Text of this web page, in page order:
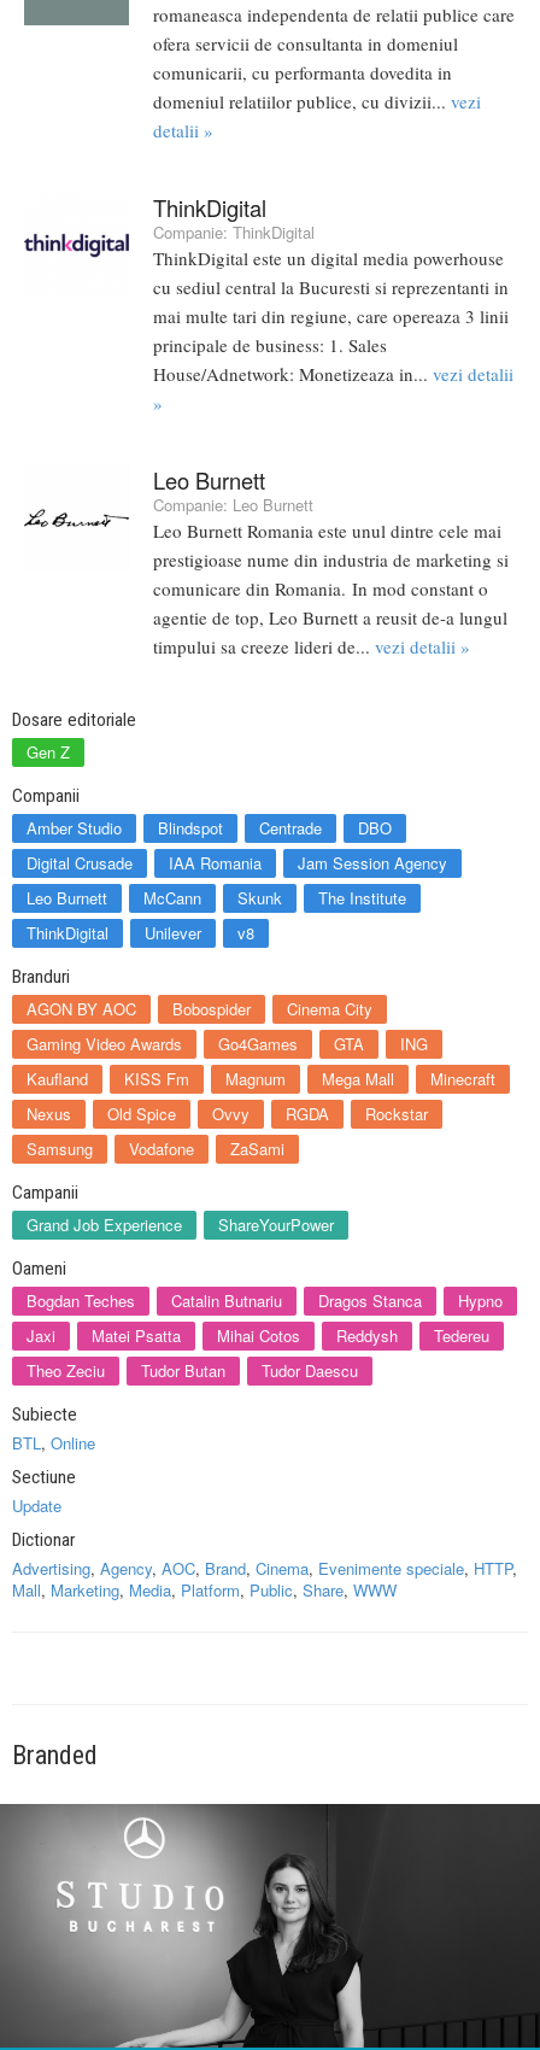
romaneasca independenta de relatii publice care
ofera servicii de consultanta in domeniul
comunicarii, cu performanta dovedita in
domeniul relatiilor publice, cu divizii... vezi
detalii »
ThinkDigital
Companie: ThinkDigital
ThinkDigital este un digital media powerhouse
cu sediul central la Bucuresti si reprezentanti in
mai multe tari din regiune, care opereaza 3 linii
principale de business: 1. Sales
House/Adnetwork: Monetizeaza in... vezi detalii
»
Leo Burnett
Companie: Leo Burnett
Leo Burnett Romania este unul dintre cele mai
prestigioase nume din industria de marketing si
comunicare din Romania. In mod constant o
agentie de top, Leo Burnett a reusit de-a lungul
timpului sa creeze lideri de... vezi detalii »
Dosare editoriale
Gen Z
Companii
Amber Studio Blindspot Centrade
DBO
Digital Crusade
IAA Romania
Jam Session Agency
Leo Burnett
McCann Skunk
The Institute
ThinkDigital
Unilever v8
Branduri
AGON BY AOC Bobospider
Cinema City
Gaming Video Awards
Go4Games GTA
ING
Kaufland
KISS Fm Magnum Mega Mall
Minecraft
Nexus
Old Spice Ovvy RGDA
Rockstar
Samsung
Vodafone ZaSami
Campanii
Grand Job Experience ShareYourPower
Oameni
Bogdan Teches Catalin Butnariu Dragos Stanca
Hypno
Jaxi
Matei Psatta Mihai Cotos Reddysh
Tedereu
Theo Zeciu
Tudor Butan Tudor Daescu
Subiecte
BTL, Online
Sectiune
Update
Dictionar
Advertising, Agency, AOC, Brand, Cinema, Evenimente speciale, HTTP,
Mall, Marketing, Media, Platform, Public, Share, WWW
Branded